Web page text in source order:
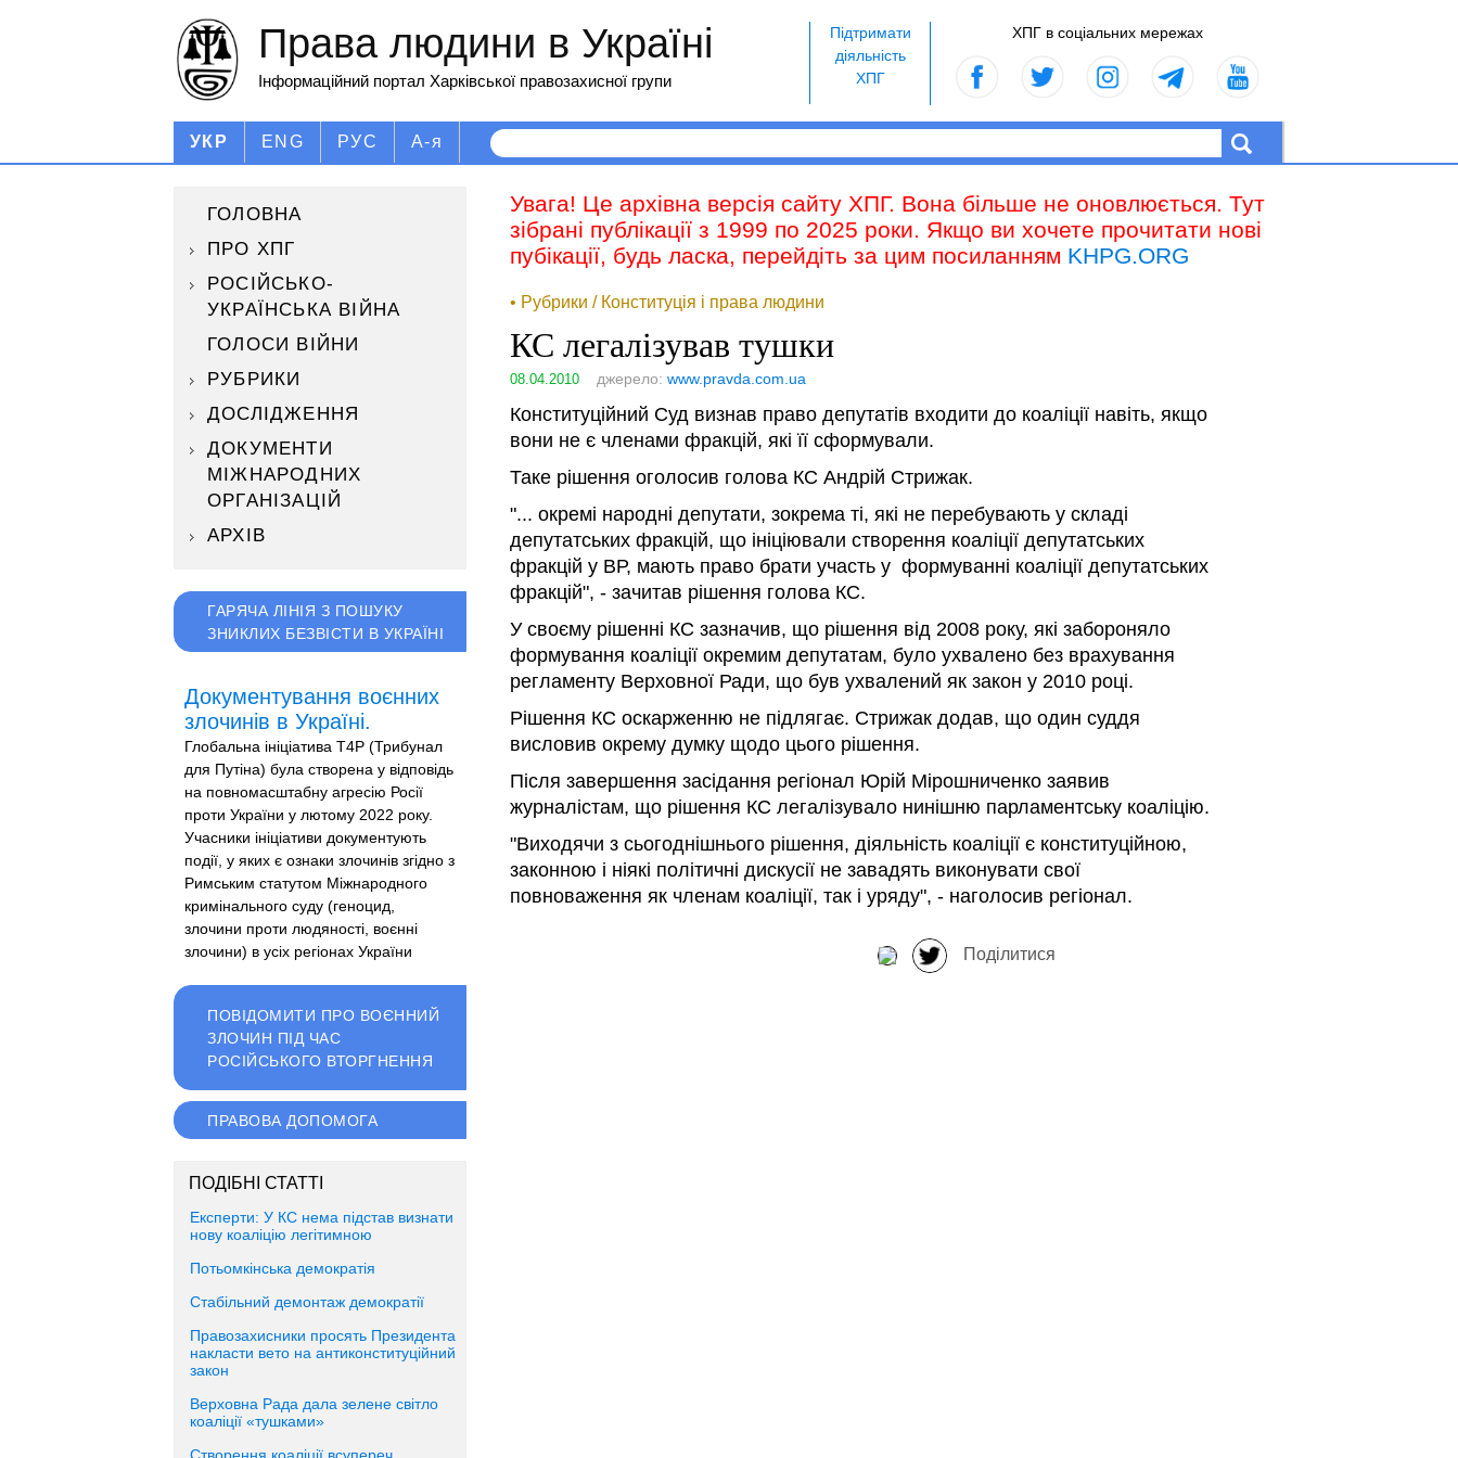
ХПГ в соціальних мережах
Підтримати
діяльність
ХПГ
Права людини в Україні
Інформаційний портал Харківської правозахисної групи
УКР ENG РУС А-я
ГОЛОВНА
ПРО ХПГ
РОСІЙСЬКО-
УКРАЇНСЬКА ВІЙНА
ГОЛОСИ ВІЙНИ
РУБРИКИ
ДОСЛІДЖЕННЯ
ДОКУМЕНТИ
МІЖНАРОДНИХ
ОРГАНІЗАЦІЙ
АРХІВ
ГАРЯЧА ЛІНІЯ З ПОШУКУ
ЗНИКЛИХ БЕЗВІСТИ В УКРАЇНІ
Документування воєнних
злочинів в Україні.
Глобальна ініціатива T4P (Трибунал
для Путіна) була створена у відповідь
на повномасштабну агресію Росії
проти України у лютому 2022 року.
Учасники ініціативи документують
події, у яких є ознаки злочинів згідно з
Римським статутом Міжнародного
кримінального суду (геноцид,
злочини проти людяності, воєнні
злочини) в усіх регіонах України
ПОВІДОМИТИ ПРО ВОЄННИЙ
ЗЛОЧИН ПІД ЧАС
РОСІЙСЬКОГО ВТОРГНЕННЯ
ПРАВОВА ДОПОМОГА
ПОДІБНІ СТАТТІ
Експерти: У КС нема підстав визнати
нову коаліцію легітимною
Потьомкінська демократія
Стабільний демонтаж демократії
Правозахисники просять Президента
накласти вето на антиконституційний
закон
Верховна Рада дала зелене світло
коаліції «тушками»
Увага! Це архівна версія сайту ХПГ. Вона більше не оновлюється. Тут
зібрані публікації з 1999 по 2025 роки. Якщо ви хочете прочитати нові
пубікації, будь ласка, перейдіть за цим посиланням KHPG.ORG
• Рубрики / Конституція і права людини
КС легалізував тушки
08.04.2010 джерело: www.pravda.com.ua
Конституційний Суд визнав право депутатів входити до коаліції навіть, якщо
вони не є членами фракцій, які її сформували.
Таке рішення оголосив голова КС Андрій Стрижак.
"... окремі народні депутати, зокрема ті, які не перебувають у складі
депутатських фракцій, що ініціювали створення коаліції депутатських
фракцій у ВР, мають право брати участь у формуванні коаліції депутатських
фракцій", - зачитав рішення голова КС.
У своєму рішенні КС зазначив, що рішення від 2008 року, які забороняло
формування коаліції окремим депутатам, було ухвалено без врахування
регламенту Верховної Ради, що був ухвалений як закон у 2010 році.
Рішення КС оскарженню не підлягає. Стрижак додав, що один суддя
висловив окрему думку щодо цього рішення.
Після завершення засідання регіонал Юрій Мірошниченко заявив
журналістам, що рішення КС легалізувало нинішню парламентську коаліцію.
"Виходячи з сьогоднішнього рішення, діяльність коаліції є конституційною,
законною і ніякі політичні дискусії не завадять виконувати свої
повноваження як членам коаліції, так і уряду", - наголосив регіонал.
Поділитися